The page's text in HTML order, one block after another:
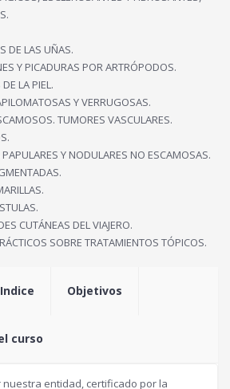
DE LAS UÑAS.
Y PICADURAS POR ARTRÓPODOS.
LA PIEL.
Y VERRUGOSAS.
TUMORES VASCULARES.
Y NODULARES NO ESCAMOSAS.
CUTÁNEAS DEL VIAJERO.
SOBRE TRATAMIENTOS TÓPICOS.
Indice Objetivos
curso
entidad, certificado por la